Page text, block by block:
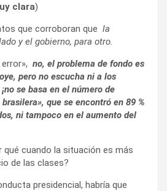
clara)
que corroboran que la
y el gobierno, para otro.
no, el problema de fondo es
pero no escucha ni a los
se basa en el número de
que se encontró en 89 %
ni tampoco en el aumento del
qué cuando la situación es más
de las clases?
presidencial, habría que